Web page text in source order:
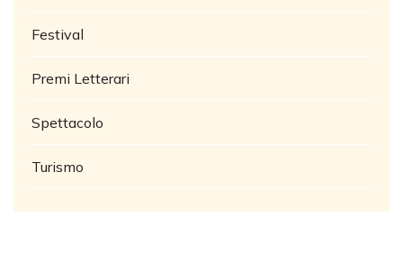
Festival
Premi Letterari
Spettacolo
Turismo